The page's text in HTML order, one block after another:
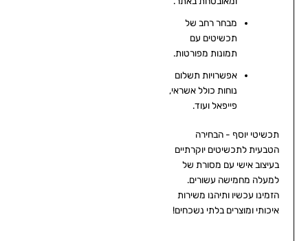
מבחר רחב של
תכשיטים עם
תמונות מפורטות.
אפשרויות תשלום
נוחות כולל אשראי,
פייפאל ועוד.
תכשיטי יוסף - הבחירה
הטבעית לתכשיטים יוקרתיים
בעיצוב אישי עם מסורת של
למעלה מחמישה עשורים.
הזמינו עכשיו ותיהנו משירות
איכותי ומוצרים בלתי נשכחים!